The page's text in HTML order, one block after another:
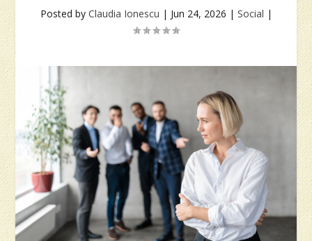
Posted by Claudia Ionescu | Jun 24, 2026 | Social |